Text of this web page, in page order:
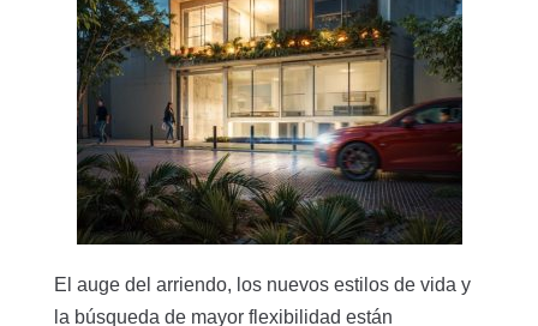
El auge del arriendo, los nuevos estilos de vida y
la búsqueda de mayor flexibilidad están